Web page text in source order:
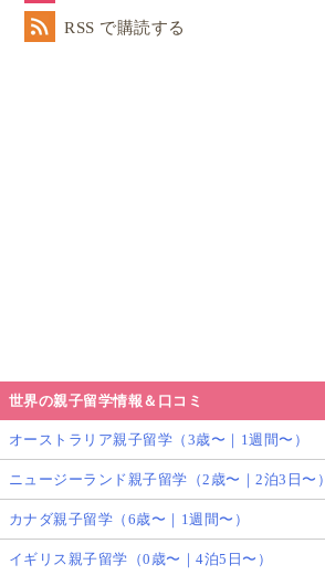
RSS で購読する
世界の親子留学情報＆口コミ
オーストラリア親子留学（3歳〜｜1週間〜）
ニュージーランド親子留学（2歳〜｜2泊3日〜）
カナダ親子留学（6歳〜｜1週間〜）
イギリス親子留学（0歳〜｜4泊5日〜）